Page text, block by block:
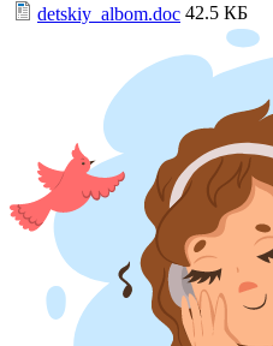
detskiy_albom.doc 42.5 КБ